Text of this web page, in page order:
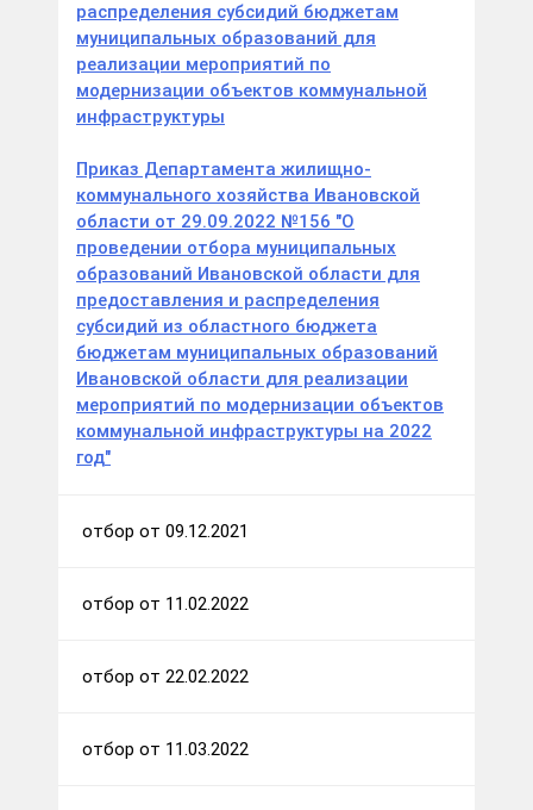
распределения субсидий бюджетам
муниципальных образований для
реализации мероприятий по
модернизации объектов коммунальной
инфраструктуры
Приказ Департамента жилищно-
коммунального хозяйства Ивановской
области от 29.09.2022 №156 "О
проведении отбора муниципальных
образований Ивановской области для
предоставления и распределения
субсидий из областного бюджета
бюджетам муниципальных образований
Ивановской области для реализации
мероприятий по модернизации объектов
коммунальной инфраструктуры на 2022
год"
отбор от 09.12.2021
отбор от 11.02.2022
отбор от 22.02.2022
отбор от 11.03.2022